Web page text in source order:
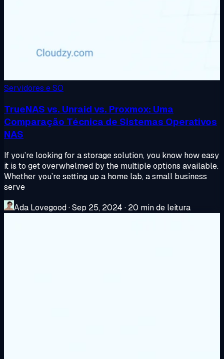
Servidores e SO
TrueNAS vs. Unraid vs. Proxmox: Uma
Comparação Técnica de Sistemas Operativos
NAS
If you’re looking for a storage solution, you know how easy
it is to get overwhelmed by the multiple options available.
Whether you’re setting up a home lab, a small business
serve
Ada Lovegood·Sep 25, 2024 · 20 min de leitura